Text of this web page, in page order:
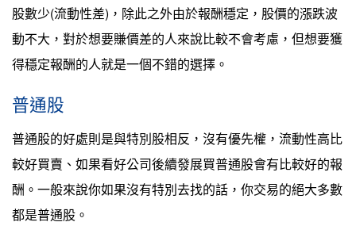
股數少(流動性差)，除此之外由於報酬穩定，股價的漲跌波
動不大，對於想要賺價差的人來說比較不會考慮，但想要獲
得穩定報酬的人就是一個不錯的選擇。
普通股
普通股的好處則是與特別股相反，沒有優先權，流動性高比
較好買賣、如果看好公司後續發展買普通股會有比較好的報
酬。一般來說你如果沒有特別去找的話，你交易的絕大多數
都是普通股。